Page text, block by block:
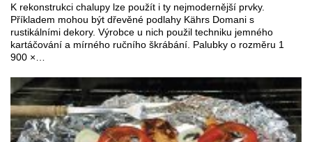
K rekonstrukci chalupy lze použít i ty nejmodernější prvky.
Příkladem mohou být dřevěné podlahy Kährs Domani s
rustikálními dekory. Výrobce u nich použil techniku jemného
kartáčování a mírného ručního škrábání. Palubky o rozměru 1
900 ×…